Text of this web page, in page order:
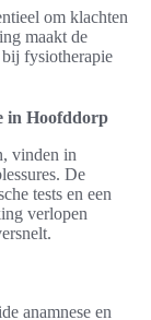
om klachten
maakt de
fysiotherapie
in Hoofddorp
vinden in
De
tests en een
verlopen
anamnese en